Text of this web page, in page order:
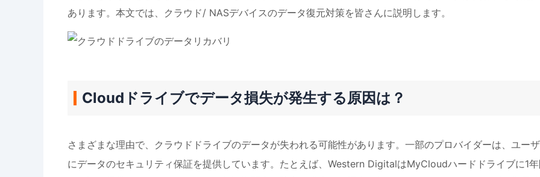
あります。本文では、クラウド/ NASデバイスのデータ復元対策を皆さんに説明します。
Cloudドライブでデータ損失が発生する原因は？
さまざまな理由で、クラウドドライブのデータが失われる可能性があります。一部のプロバイダーは、ユー
にデータのセキュリティ保証を提供しています。たとえば、Western DigitalはMyCloudハードドライブに1